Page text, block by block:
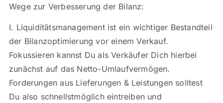
Wege zur Verbesserung der Bilanz:
I. Liquiditätsmanagement ist ein wichtiger Bestandteil
der Bilanzoptimierung vor einem Verkauf.
Fokussieren kannst Du als Verkäufer Dich hierbei
zunächst auf das Netto-Umlaufvermögen.
Forderungen aus Lieferungen & Leistungen solltest
Du also schnellstmöglich eintreiben und